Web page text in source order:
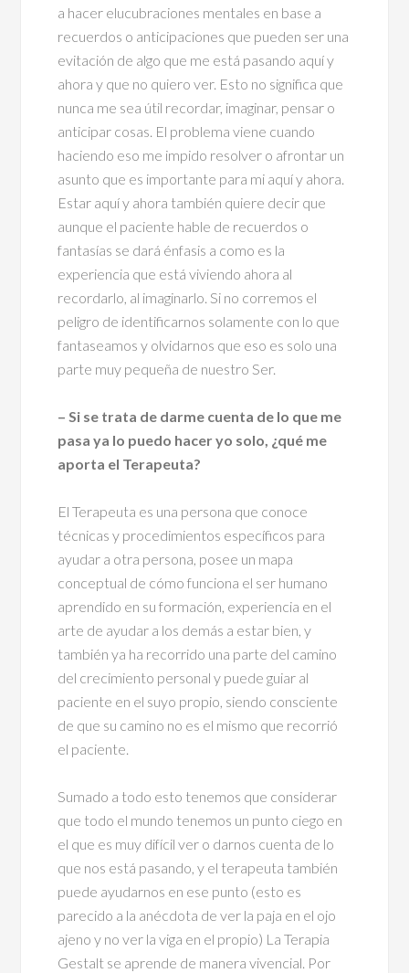
a hacer elucubraciones mentales en base a
recuerdos o anticipaciones que pueden ser una
evitación de algo que me está pasando aquí y
ahora y que no quiero ver. Esto no significa que
nunca me sea útil recordar, imaginar, pensar o
anticipar cosas. El problema viene cuando
haciendo eso me impido resolver o afrontar un
asunto que es importante para mi aquí y ahora.
Estar aquí y ahora también quiere decir que
aunque el paciente hable de recuerdos o
fantasías se dará énfasis a como es la
experiencia que está viviendo ahora al
recordarlo, al imaginarlo. Si no corremos el
peligro de identificarnos solamente con lo que
fantaseamos y olvidarnos que eso es solo una
parte muy pequeña de nuestro Ser.
– Si se trata de darme cuenta de lo que me
pasa ya lo puedo hacer yo solo, ¿qué me
aporta el Terapeuta?
El Terapeuta es una persona que conoce
técnicas y procedimientos específicos para
ayudar a otra persona, posee un mapa
conceptual de cómo funciona el ser humano
aprendido en su formación, experiencia en el
arte de ayudar a los demás a estar bien, y
también ya ha recorrido una parte del camino
del crecimiento personal y puede guiar al
paciente en el suyo propio, siendo consciente
de que su camino no es el mismo que recorrió
el paciente.
Sumado a todo esto tenemos que considerar
que todo el mundo tenemos un punto ciego en
el que es muy difícil ver o darnos cuenta de lo
que nos está pasando, y el terapeuta también
puede ayudarnos en ese punto (esto es
parecido a la anécdota de ver la paja en el ojo
ajeno y no ver la viga en el propio) La Terapia
Gestalt se aprende de manera vivencial. Por